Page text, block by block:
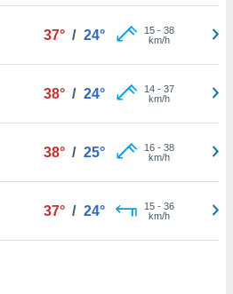
37° / 24° 15- 38
km/h
38° / 24° 14- 37
km/h
38° / 25° 16- 38
km/h
37° / 24° 15- 36
km/h